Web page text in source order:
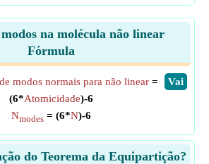
na molécula não linear
Fórmula
​Vai
modos normais para não linear=
(6*Atomicidade)-6
Nmodes= (6*N)-6
do Teorema da Equipartição?